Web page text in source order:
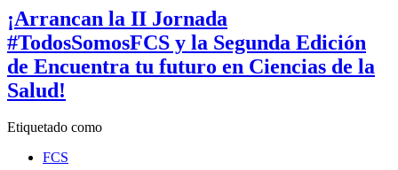
¡Arrancan la II Jornada
#TodosSomosFCS y la Segunda Edición
de Encuentra tu futuro en Ciencias de la
Salud!
Etiquetado como
FCS